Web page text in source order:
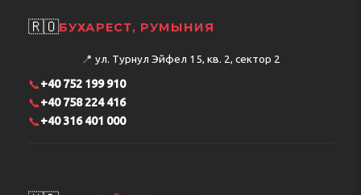
🇷🇴БУХАРЕСТ, РУМЫНИЯ
📍 ул. Турнул Эйфел 15, кв. 2, сектор 2
📞+40 752 199 910
📞+40 758 224 416
📞+40 316 401 000